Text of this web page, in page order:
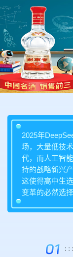
2025年
场，大量低技
代，而人工智
持的战略新兴
这使得高中生
变革的必然选择